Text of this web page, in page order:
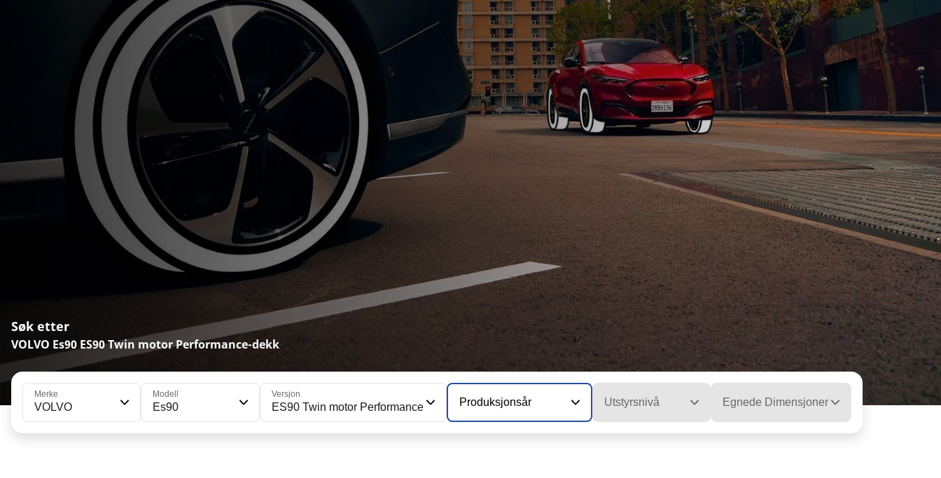
Søk etter
VOLVO Es90 ES90 Twin motor Performance-dekk
Merke
VOLVO
Modell
Es90
Versjon
ES90 Twin motor Performance Produksjonsår Utstyrsnivå Egnede Dimensjoner